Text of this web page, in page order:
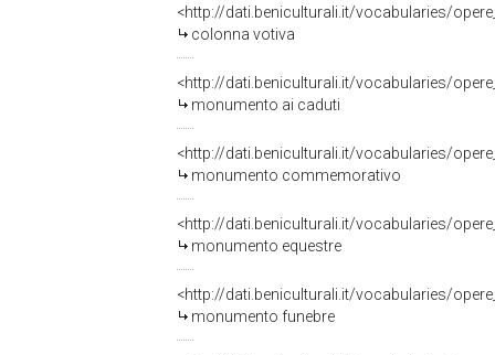
<http://dati.beniculturali.it/vocabularies/
colonna votiva
<http://dati.beniculturali.it/vocabularies/
monumento ai caduti
<http://dati.beniculturali.it/vocabularies/
monumento commemorativo
<http://dati.beniculturali.it/vocabularies/
monumento equestre
<http://dati.beniculturali.it/vocabularies/
monumento funebre